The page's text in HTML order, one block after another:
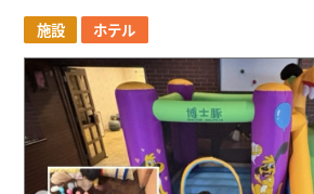
施設 ホテル